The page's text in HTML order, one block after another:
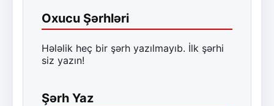
Oxucu Şərhləri
Hələlik heç bir şərh yazılmayıb. İlk şərhi
siz yazın!
Şərh Yaz